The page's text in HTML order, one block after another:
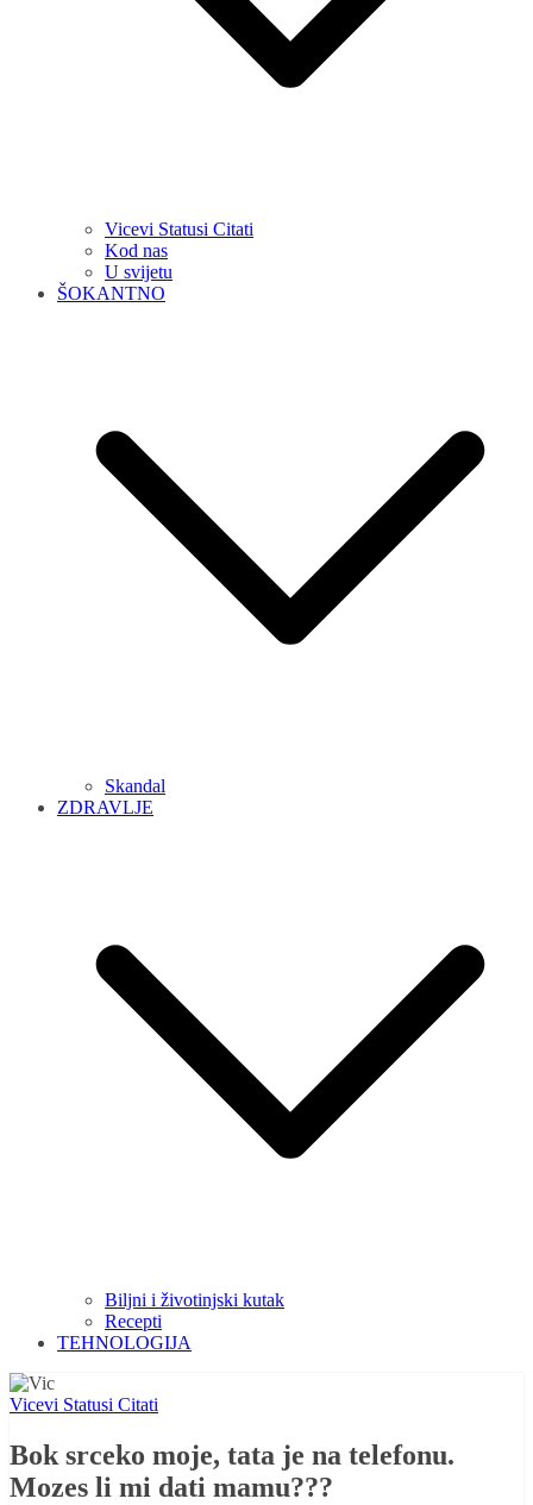
Vicevi Statusi Citati
Kod nas
U svijetu
ŠOKANTNO
Skandal
ZDRAVLJE
Biljni i životinjski kutak
Recepti
TEHNOLOGIJA
Vicevi Statusi Citati
Bok srceko moje, tata je na telefonu.
Mozes li mi dati mamu???